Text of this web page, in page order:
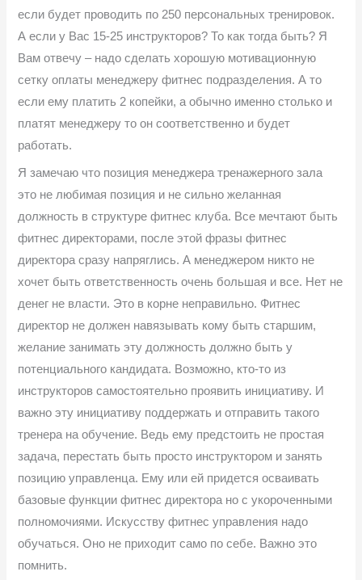
если будет проводить по 250 персональных тренировок.
А если у Вас 15-25 инструкторов? То как тогда быть? Я
Вам отвечу – надо сделать хорошую мотивационную
сетку оплаты менеджеру фитнес подразделения. А то
если ему платить 2 копейки, а обычно именно столько и
платят менеджеру то он соответственно и будет
работать.
Я замечаю что позиция менеджера тренажерного зала
это не любимая позиция и не сильно желанная
должность в структуре фитнес клуба. Все мечтают быть
фитнес директорами, после этой фразы фитнес
директора сразу напряглись. А менеджером никто не
хочет быть ответственность очень большая и все. Нет не
денег не власти. Это в корне неправильно. Фитнес
директор не должен навязывать кому быть старшим,
желание занимать эту должность должно быть у
потенциального кандидата. Возможно, кто-то из
инструкторов самостоятельно проявить инициативу. И
важно эту инициативу поддержать и отправить такого
тренера на обучение. Ведь ему предстоить не простая
задача, перестать быть просто инструктором и занять
позицию управленца. Ему или ей придется осваивать
базовые функции фитнес директора но с укороченными
полномочиями. Искусству фитнес управления надо
обучаться. Оно не приходит само по себе. Важно это
помнить.